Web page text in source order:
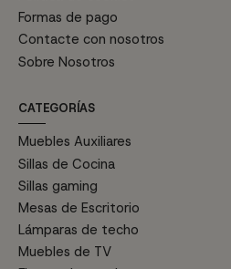
Formas de pago
Contacte con nosotros
Sobre Nosotros
CATEGORÍAS
Muebles Auxiliares
Sillas de Cocina
Sillas gaming
Mesas de Escritorio
Lámparas de techo
Muebles de TV